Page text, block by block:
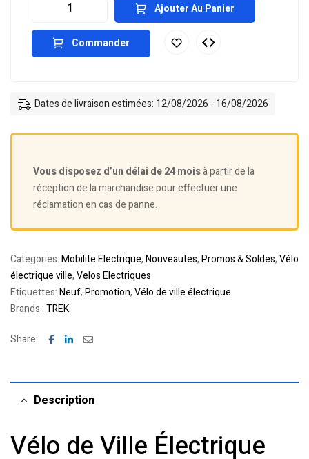
Ajouter Au Panier
Commander
Dates de livraison estimées: 12/08/2026 - 16/08/2026
Vous disposez d’un délai de 24 moisà partir de la
réception de la marchandise pour effectuer une
réclamation en cas de panne.
Categories:Mobilite Electrique,Nouveautes,Promos & Soldes,Vélo
électrique ville,Velos Electriques
Etiquettes:Neuf,Promotion,Vélo de ville électrique
Brands :TREK
Share: Facebook
LinkedinEmail
Description
Vélo de Ville Électrique